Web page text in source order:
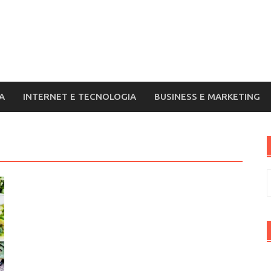
INTERNET E TECNOLOGIA BUSINESS E MARKETING